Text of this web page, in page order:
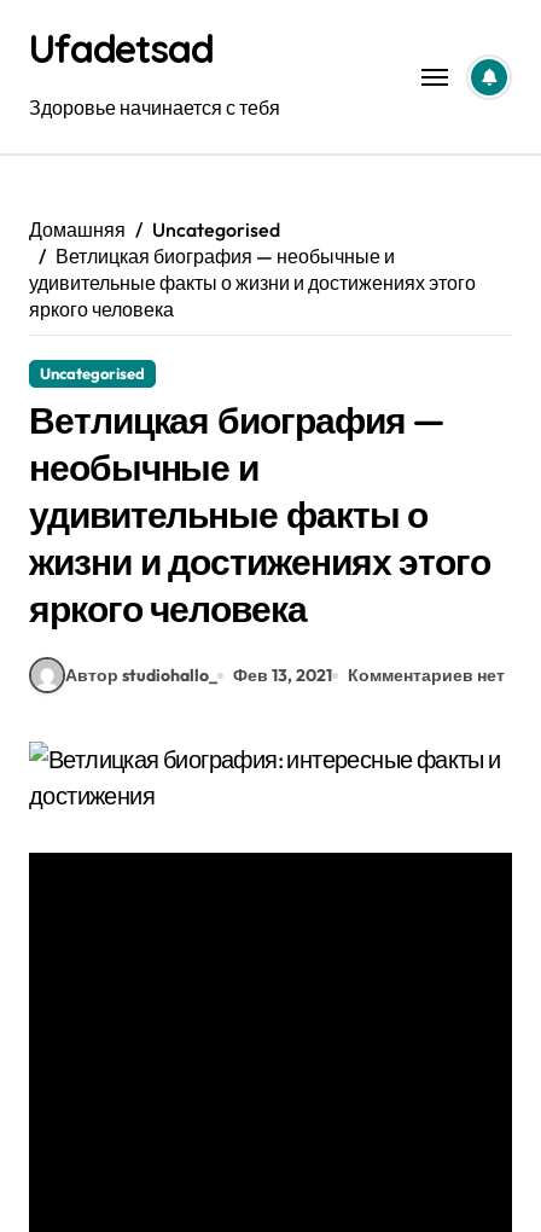
содержанию
Ufadetsad
Здоровье начинается с тебя
Домашняя
Uncategorised
Ветлицкая биография — необычные и
удивительные факты о жизни и достижениях этого
яркого человека
Uncategorised
Ветлицкая биография —
необычные и
удивительные факты о
жизни и достижениях этого
яркого человека
Автор studiohallo_ Фев 13, 2021 Комментариев нет